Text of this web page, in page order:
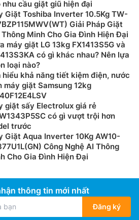
nhu cầu giặt giũ hiện đại
Giặt Toshiba Inverter 10.5Kg TW-
Giải Pháp Giặt
Thông Minh Cho Gia Đình Hiện Đại
máy giặt LG 13kg FX1413S5G và
có gì khác nhau? Nên lựa
loại nào?
hiểu khả năng tiết kiệm điện, nước
máy giặt Samsung 12kg
giặt sấy Electrolux giá rẻ
có gì vượt trội hơn
trước
Giặt Aqua Inverter 10Kg AW10-
Công Nghệ AI Thông
Cho Gia Đình Hiện Đại
thông tin mới nhất
Đăng ký